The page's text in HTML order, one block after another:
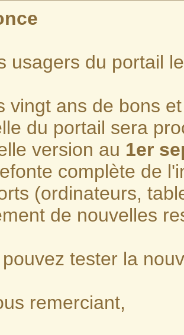
usagers du portail
vingt ans de bons
du portail sera
version au 1er
complète de
(ordinateurs,
de nouvelles
pouvez tester la
remerciant,